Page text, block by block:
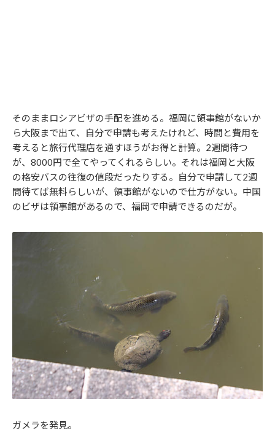
そのままロシアビザの手配を進める。福岡に領事館がないか
ら大阪まで出て、自分で申請も考えたけれど、時間と費用を
考えると旅行代理店を通すほうがお得と計算。2週間待つ
が、8000円で全てやってくれるらしい。それは福岡と大阪
の格安バスの往復の値段だったりする。自分で申請して2週
間待てば無料らしいが、領事館がないので仕方がない。中国
のビザは領事館があるので、福岡で申請できるのだが。
ガメラを発見。